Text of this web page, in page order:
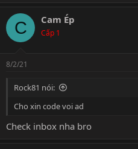
c
t
i
o
s
C Cam Ép
Cấp 1
8/2/21
Rock81 nói:
Cho xin code voi ad
Check inbox nha bro